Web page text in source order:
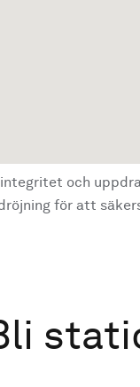
och
för att